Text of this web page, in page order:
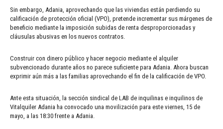
Sin embargo, Adania, aprovechando que las viviendas están perdiendo su
calificación de protección oficial (VPO), pretende incrementar sus márgenes de
beneficio mediante la imposición subidas de renta desproporcionadas y
cláusulas abusivas en los nuevos contratos.
Construir con dinero público y hacer negocio mediante el alquiler
subvencionado durante años no parece suficiente para Adania. Ahora buscan
exprimir aún más a las familias aprovechando el fin de la calificación de VPO.
Ante esta situación, la sección sindical de LAB de inquilinas e inquilinos de
Vitalquiler Adania ha convocado una movilización para este viernes, 15 de
mayo, a las 18:30 frente a Adania.